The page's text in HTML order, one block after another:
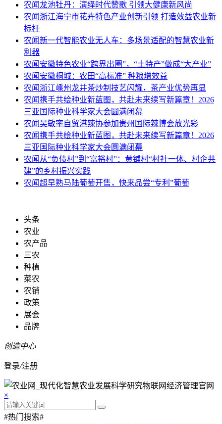
农闻龙池牡丹：演绎时代赞歌 引领大健康新风尚
农闻 浙江海宁市花卉特色产业创新引领 打造效益农业新
标杆
农闻新一代智能农业无人车：多场景适配的智慧农业新
利器
农闻 安徽特色农业“跨界出圈”，“土特产”做成“大产业”
农闻 安徽桐城：农田“高标准” 种粮增效益
农闻 浙江嵊州龙井茶炒制技艺闪耀，茶产业优势再显
农闻携手共绘种业新蓝图，共赴未来续写新篇章！2026
三亚国际种业科学家大会圆满闭幕
农闻吴敏率自贸港辣协参加贵州国际辣博会放光彩
农闻携手共绘种业新蓝图，共赴未来续写新篇章！2026
三亚国际种业科学家大会圆满闭幕
农闻 从“负债村”到“富裕村”：黄铺村“村社一体、村企共
建”的乡村振兴实践
农闻超早熟马陆葡萄开售，快来品尝“专利”葡萄
头条
农业
农产品
三农
种植
菜农
农销
政策
展会
品牌
创造中心
登录/注册
×
#热门搜索#